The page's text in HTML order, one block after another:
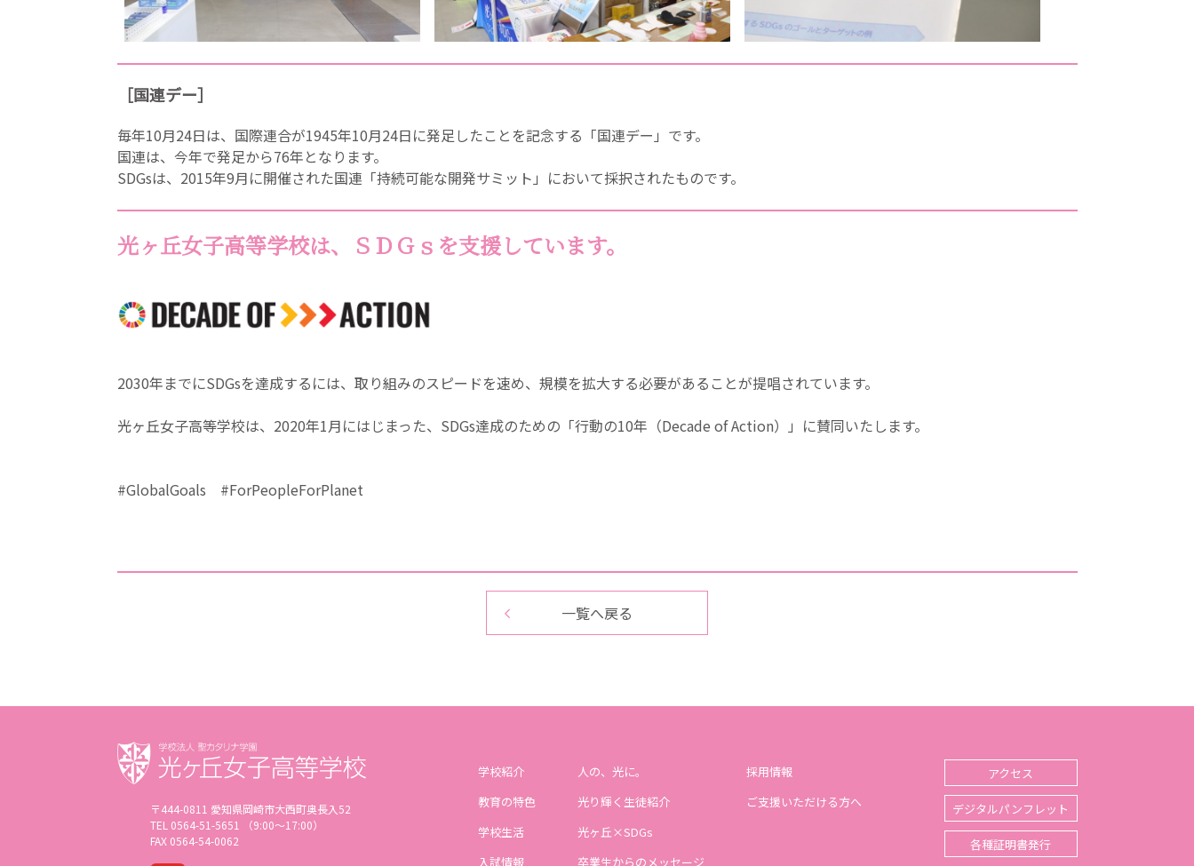
［国連デー］
毎年10月24日は、国際連合が1945年10月24日に発足したことを記念する「国連デー」です。
国連は、今年で発足から76年となります。
SDGsは、2015年9月に開催された国連「持続可能な開発サミット」において採択されたものです。
光ヶ丘女子高等学校は、ＳＤＧｓを支援しています。
2030年までにSDGsを達成するには、取り組みのスピードを速め、規模を拡大する必要があることが提唱されています。
光ヶ丘女子高等学校は、2020年1月にはじまった、SDGs達成のための「行動の10年（Decade of Action）」に賛同いたします。
#GlobalGoals #ForPeopleForPlanet
一覧へ戻る
〒444-0811 愛知県岡崎市大西町奥長入52
TEL 0564-51-5651 （9:00〜17:00）
FAX 0564-54-0062
学校紹介
教育の特色
学校生活
入試情報
人の、光に。
光り輝く生徒紹介
光ヶ丘×SDGs
卒業生からのメッセージ
採用情報
ご支援いただける方へ
アクセス
デジタルパンフレット
各種証明書発行